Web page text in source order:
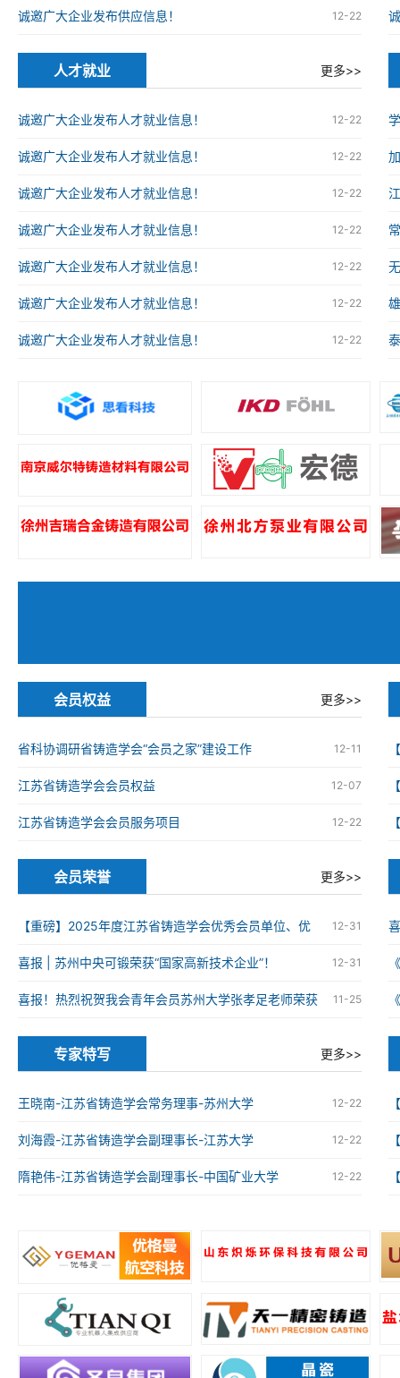
12-22
诚邀广大企业发布供应信息！
人才就业 更多>>
12-22
诚邀广大企业发布人才就业信息！
12-22
诚邀广大企业发布人才就业信息！
12-22
诚邀广大企业发布人才就业信息！
12-22
诚邀广大企业发布人才就业信息！
12-22
诚邀广大企业发布人才就业信息！
12-22
诚邀广大企业发布人才就业信息！
12-22
诚邀广大企业发布人才就业信息！
会员权益 更多>>
12-11
省科协调研省铸造学会“会员之家”建设工作
12-07
江苏省铸造学会会员权益
12-22
江苏省铸造学会会员服务项目
会员荣誉 更多>>
12-31
【重磅】2025年度江苏省铸造学会优秀会员单位、优
秀科技工作者、优秀青年科技工作者获奖名单 12-31
喜报 | 苏州中央可锻荣获“国家高新技术企业”！
11-25
喜报！热烈祝贺我会青年会员苏州大学张孝足老师荣获
2025年度资源循环利用领域优秀博士学位论文
专家特写 更多>>
12-22
王晓南-江苏省铸造学会常务理事-苏州大学
12-22
刘海霞-江苏省铸造学会副理事长-江苏大学
12-22
隋艳伟-江苏省铸造学会副理事长-中国矿业大学